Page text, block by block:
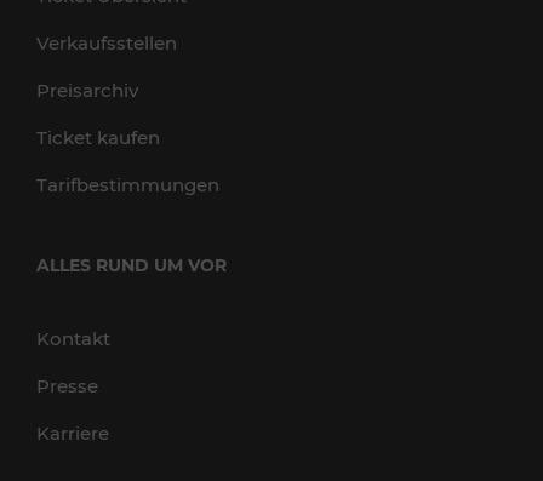
Verkaufsstellen
Preisarchiv
Ticket kaufen
Tarifbestimmungen
ALLES RUND UM VOR
Kontakt
Presse
Karriere